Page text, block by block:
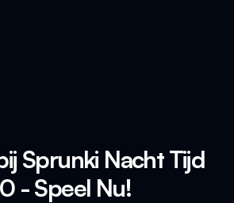
Sprunki Nacht Tijd
- Speel Nu!